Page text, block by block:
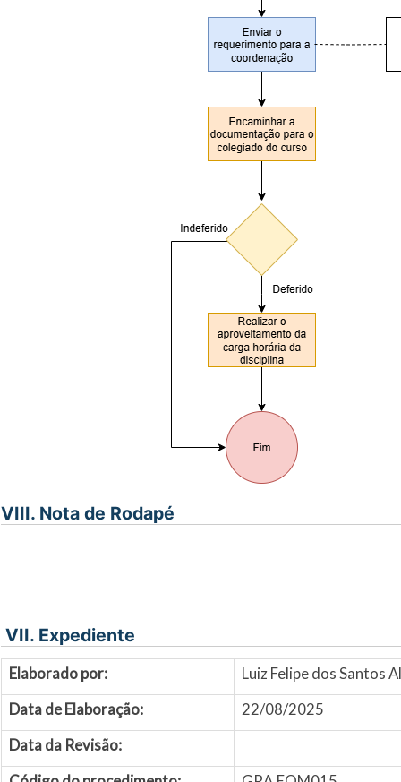
VIII. Nota de Rodapé
VII. Expediente
Elaborado por:
Luiz Felipe dos Santos
Data de Elaboração:
22/08/2025
Data da Revisão: